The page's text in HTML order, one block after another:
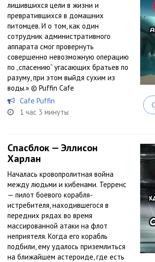
лишившихся цели в жизни и
превратившихся в домашних
питомцев. И о том, как один
сотрудник административного
аппарата смог провернуть
совершенно невозможную операцию
по „спасению“ угасающих братьев по
разуму, при этом выйдя сухим из
воды.» © Puffin Cafe
Cafe Puffin
1 час 3 минуты
Спасблок — Эллисон
Харлан
Началась кровопролитная война
между людьми и кибенами. Терренс
— пилот боевого корабля-
истребителя, находившегося в
передних рядах во время
массированной атаки на флот
неприятеля. Когда его корабль
подбили, ему удалось приземлиться
на ближайшем астероиде, где есть